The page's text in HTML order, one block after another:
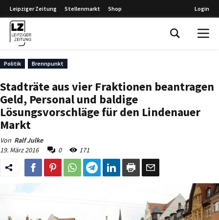
Leipziger Zeitung Stellenmarkt Shop Login
Politik Brennpunkt
Stadträte aus vier Fraktionen beantragen
Geld, Personal und baldige
Lösungsvorschläge für den Lindenauer
Markt
Von Ralf Julke
19. März 2016
0 171